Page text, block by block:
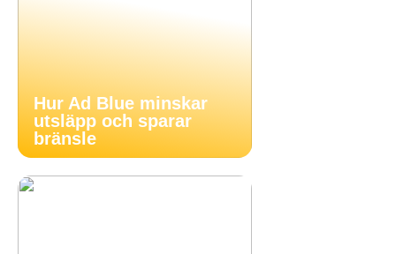
Hur Ad Blue minskar
utsläpp och sparar
bränsle